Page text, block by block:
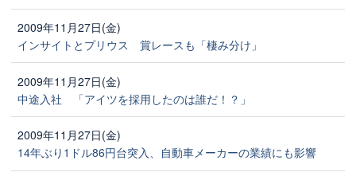
2009年11月27日(金)
インサイトとプリウス 賞レースも「棲み分け」
2009年11月27日(金)
中途入社 「アイツを採用したのは誰だ！？」
2009年11月27日(金)
14年ぶり1ドル86円台突入、自動車メーカーの業績にも影響